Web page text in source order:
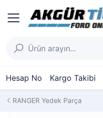
Hesap No Kargo Takibi
RANGER Yedek Parça